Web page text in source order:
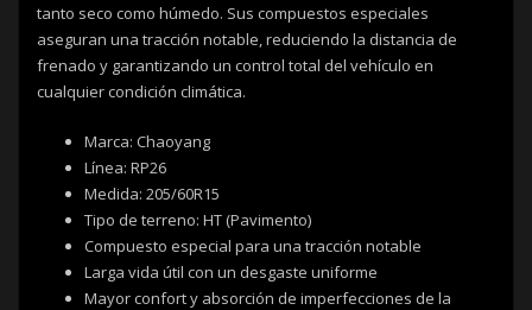
tanto seco como húmedo. Sus compuestos especiales
aseguran una tracción notable, reduciendo la distancia de
frenado y garantizando un control total del vehículo en
cualquier condición climática.
Marca: Chaoyang
Línea: RP26
Medida: 205/60R15
Tipo de terreno: HT (Pavimento)
Compuesto especial para una tracción notable
Larga vida útil con un desgaste uniforme
Mayor confort y absorción de imperfecciones de la